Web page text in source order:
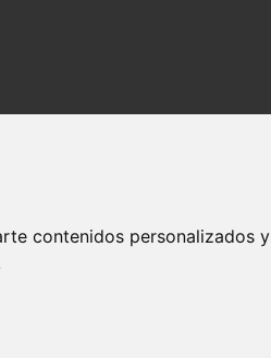
contenidos personalizados y